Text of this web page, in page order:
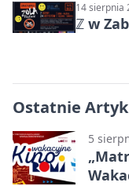
14 sierpnia
ℤ w
Ostatnie
5